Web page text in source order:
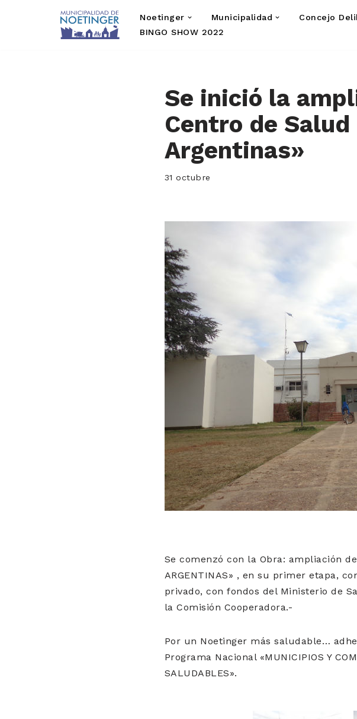
Noetinger Municipalidad Concejo
BINGO SHOW 2022
Se inició la
Centro de
Argentinas»
31 octubre
Se comenzó con la Obra: ampliación
ARGENTINAS» , en su primer etapa,
privado, con fondos del Ministerio de
la Comisión Cooperadora.-
Por un Noetinger más saludable…
Programa Nacional «MUNICIPIOS Y
SALUDABLES».